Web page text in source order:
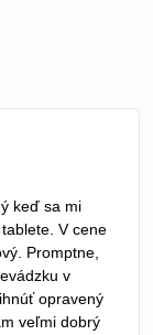
keď sa mi
V cene
Promptne,
v
opravený
veľmi dobrý